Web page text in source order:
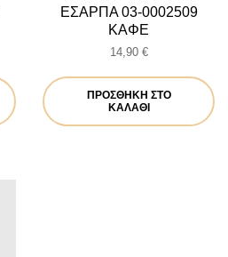
ΕΣΑΡΠΑ 03-0002509
ΚΑΦΕ
14,90 €
ΠΡΟΣΘΉΚΗ ΣΤΟ
ΚΑΛΆΘΙ